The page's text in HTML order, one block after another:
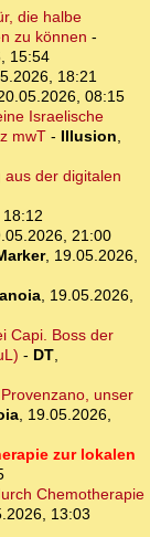
die halbe
zu können -
15:54
18:21
08:15
Israelische
mwT - Illusion,
der digitalen
21:00
, 19.05.2026,
, 19.05.2026,
Capi. Boss der
- DT,
unser
, 19.05.2026,
zur lokalen
Chemotherapie
13:03